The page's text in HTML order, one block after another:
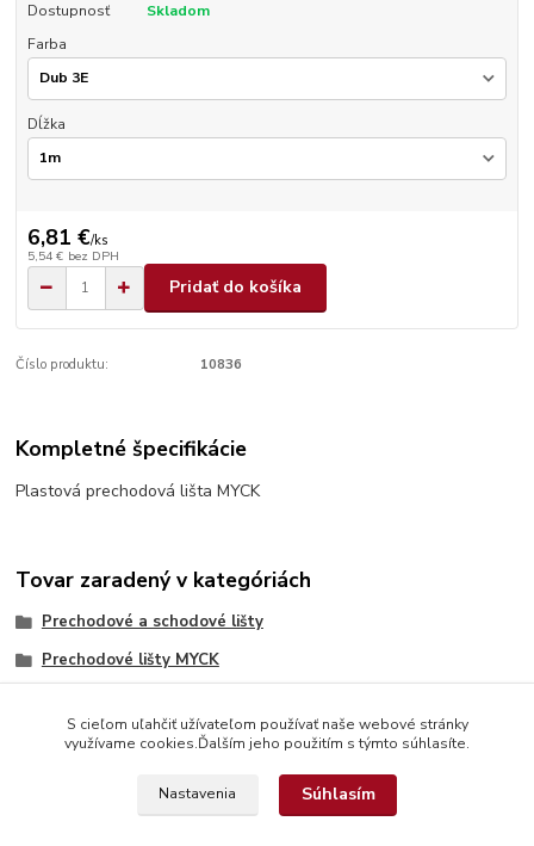
Dostupnosť
Skladom
Farba
Dĺžka
6,81 €/ks
5,54 € bez DPH
Pridať do košíka
Číslo produktu: 10836
Kompletné špecifikácie
Plastová prechodová lišta MYCK
Tovar zaradený v kategóriách
Prechodové a schodové lišty
Prechodové lišty MYCK
S cieľom uľahčiť užívateľom používať naše webové stránky
využívame cookies.Ďalším jeho použitím s týmto súhlasíte.
Nastavenia Súhlasím